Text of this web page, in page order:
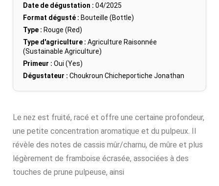
Date de dégustation : 04/2025
Format dégusté : Bouteille (Bottle)
Type : Rouge (Red)
Type d'agriculture : Agriculture Raisonnée
(Sustainable Agriculture)
Primeur : Oui (Yes)
Dégustateur : Choukroun Chicheportiche Jonathan
Le nez est fruité, racé et offre une certaine profondeur,
une petite concentration aromatique et du pulpeux. Il
révèle des notes de cassis mûr/charnu, de mûre et plus
légèrement de framboise écrasée, associées à des
touches de prune pulpeuse, ainsi